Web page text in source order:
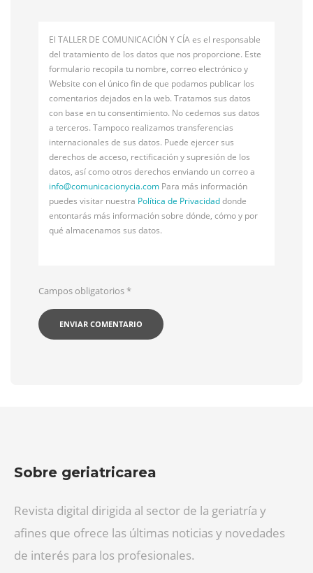
El TALLER DE COMUNICACIÓN Y CÍA es el responsable
del tratamiento de los datos que nos proporcione. Este
formulario recopila tu nombre, correo electrónico y
Website con el único fin de que podamos publicar los
comentarios dejados en la web. Tratamos sus datos
con base en tu consentimiento. No cedemos sus datos
a terceros. Tampoco realizamos transferencias
internacionales de sus datos. Puede ejercer sus
derechos de acceso, rectificación y supresión de los
datos, así como otros derechos enviando un correo a
info@comunicacionycia.com Para más información
puedes visitar nuestra Política de Privacidaddonde
entontarás más información sobre dónde, cómo y por
qué almacenamos sus datos.
Campos obligatorios*
Sobre geriatricarea
Revista digital dirigida al sector de la geriatría y
afines que ofrece las últimas noticias y novedades
de interés para los profesionales.